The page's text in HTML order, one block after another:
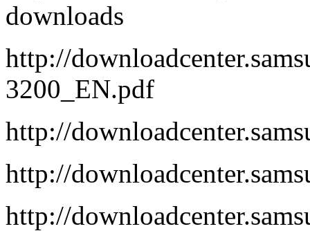
downloads
http://
3200_EN.pdf
http://
http://
http://